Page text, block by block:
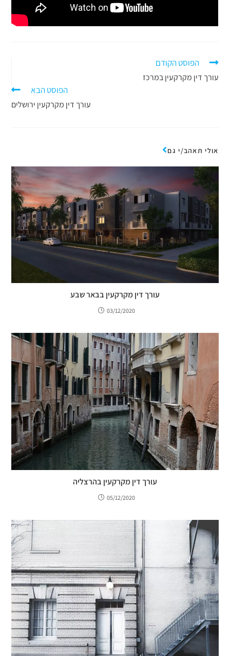
הפוסט הקודם
עורך דין מקרקעין במרכז
הפוסט הבא
עורך דין מקרקעין ירושלים
אולי תאהב/י גם
עורך דין מקרקעין בבאר שבע
03/12/2020
עורך דין מקרקעין בהרצליה
05/12/2020